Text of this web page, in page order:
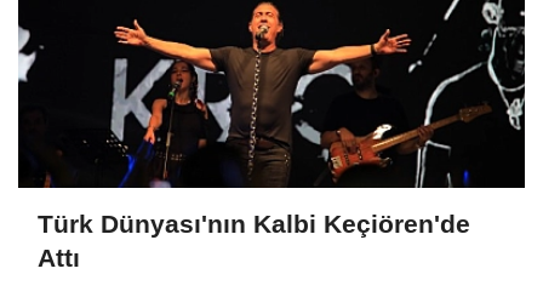
Türk Dünyası'nın Kalbi Keçiören'de
Attı